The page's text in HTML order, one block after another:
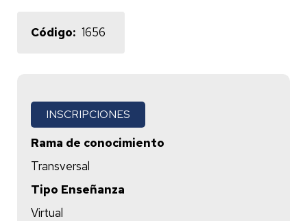
Código 1656
INSCRIPCIONES
Rama de conocimiento
Transversal
Tipo Enseñanza
Virtual